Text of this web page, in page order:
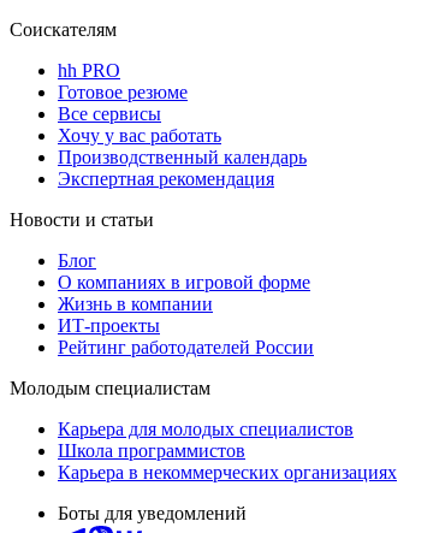
Соискателям
hh PRO
Готовое резюме
Все сервисы
Хочу у вас работать
Производственный календарь
Экспертная рекомендация
Новости и статьи
Блог
О компаниях в игровой форме
Жизнь в компании
ИТ-проекты
Рейтинг работодателей России
Молодым специалистам
Карьера для молодых специалистов
Школа программистов
Карьера в некоммерческих организациях
Боты для уведомлений